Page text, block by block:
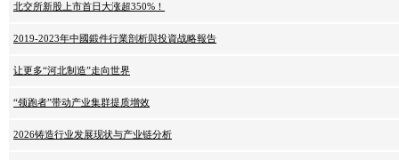
北交所新股上市首日大涨超350%！
2019-2023年中國鍛件行業剖析與投資战略報告
让更多“河北制造”走向世界
“领跑者”带动产业集群提质增效
2026铸造行业发展现状与产业链分析